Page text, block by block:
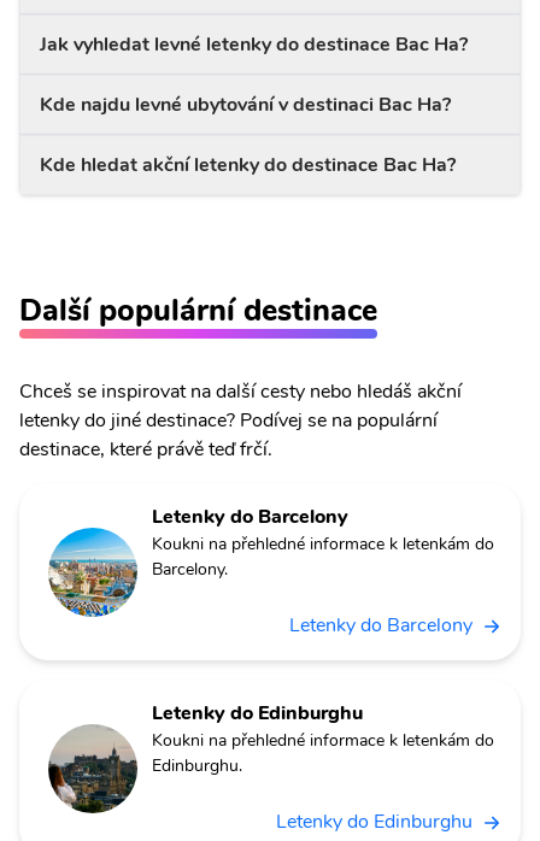
Jak vyhledat levné letenky do destinace Bac Ha?
Kde najdu levné ubytování v destinaci Bac Ha?
Kde hledat akční letenky do destinace Bac Ha?
Další populární destinace
Chceš se inspirovat na další cesty nebo hledáš akční
letenky do jiné destinace? Podívej se na populární
destinace, které právě teď frčí.
Letenky do Barcelony
Koukni na přehledné informace k letenkám do
Barcelony.
Letenky do Barcelony
Letenky do Edinburghu
Koukni na přehledné informace k letenkám do
Edinburghu.
Letenky do Edinburghu